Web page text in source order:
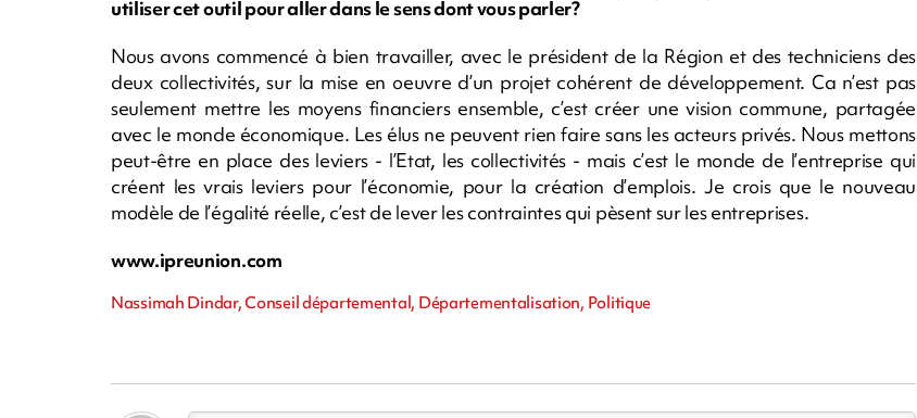
utiliser cet outil pour aller dans le sens dont vous parler?
Nous avons commencé à bien travailler, avec le président de la Région et des techniciens des
deux collectivités, sur la mise en oeuvre d’un projet cohérent de développement. Ca n’est pas
seulement mettre les moyens financiers ensemble, c’est créer une vision commune, partagée
avec le monde économique. Les élus ne peuvent rien faire sans les acteurs privés. Nous mettons
peut-être en place des leviers - l’Etat, les collectivités - mais c’est le monde de l’entreprise qui
créent les vrais leviers pour l’économie, pour la création d’emplois. Je crois que le nouveau
modèle de l’égalité réelle, c’est de lever les contraintes qui pèsent sur les entreprises.
www.ipreunion.com
Nassimah Dindar, Conseil départemental, Départementalisation, Politique